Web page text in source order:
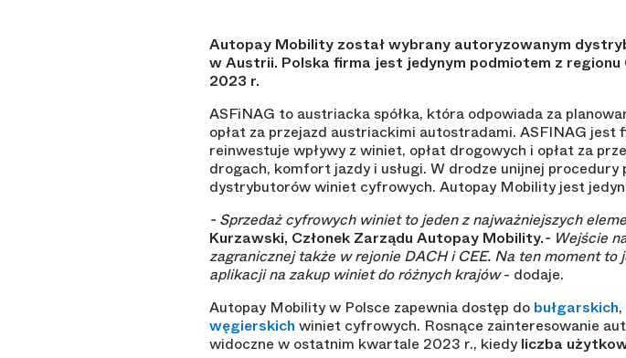
Autopay Mobility został wybrany autoryzowanym
w Austrii. Polska firma jest jedynym podmiotem z
2023 r.
ASFiNAG to austriacka spółka, która odpowiada za
opłat za przejazd austriackimi autostradami. ASFINAG jest
reinwestuje wpływy z winiet, opłat drogowych i opłat za
drogach, komfort jazdy i usługi. W drodze unijnej
dystrybutorów winiet cyfrowych. Autopay Mobility jest
- Sprzedaż cyfrowych winiet to jeden z najważniejszych
Kurzawski, Członek Zarządu Autopay Mobility.- Wejście
zagranicznej także w rejonie DACH i CEE. Na ten moment
aplikacji na zakup winiet do różnych krajów- dodaje.
Autopay Mobility w Polsce zapewnia dostęp do bułgarskich,
węgierskich winiet cyfrowych. Rosnące zainteresowanie
widoczne w ostatnim kwartale 2023 r., kiedy liczba